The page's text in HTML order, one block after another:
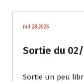
Juil 28 2026
Sortie du
Sortie un peu